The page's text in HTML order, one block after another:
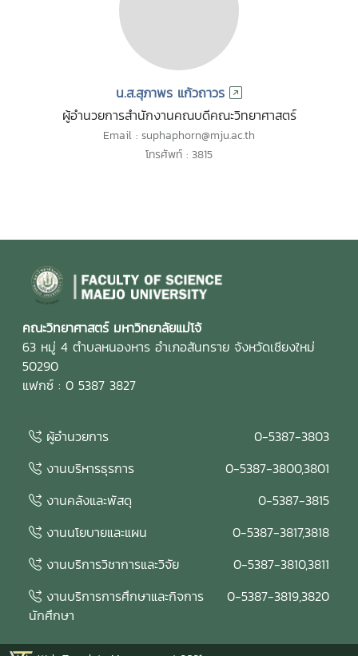
น.ส.สุภาพร แก้วถาวร
ผู้อำนวยการสำนักงานคณบดีคณะวิทยาศาสตร์
Email : suphaphorn@mju.ac.th
โทรศัพท์ : 3815
คณะวิทยาศาสตร์ มหาวิทยาลัยแม่โจ้
63 หมู่ 4 ตำบลหนองหาร อำเภอสันทราย จังหวัดเชียงใหม่
50290
แฟกซ์ : 0 5387 3827
ผู้อำนวยการ
0-5387-3803
งานบริหารธุรการ
0-5387-3800,3801
งานคลังและพัสดุ
0-5387-3815
งานนโยบายและแผน
0-5387-3817,3818
งานบริการวิชาการและวิจัย
0-5387-3810,3811
งานบริการการศึกษาและกิจการ
นักศึกษา
0-5387-3819,3820